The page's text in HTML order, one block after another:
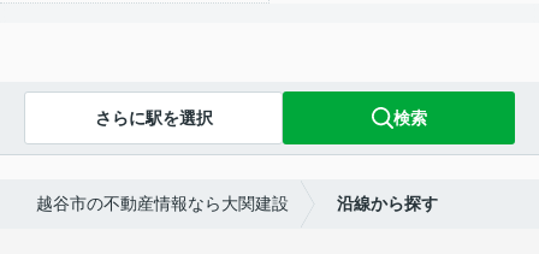
さらに駅を選択 検索
越谷市の不動産情報なら大関建設 沿線から探す